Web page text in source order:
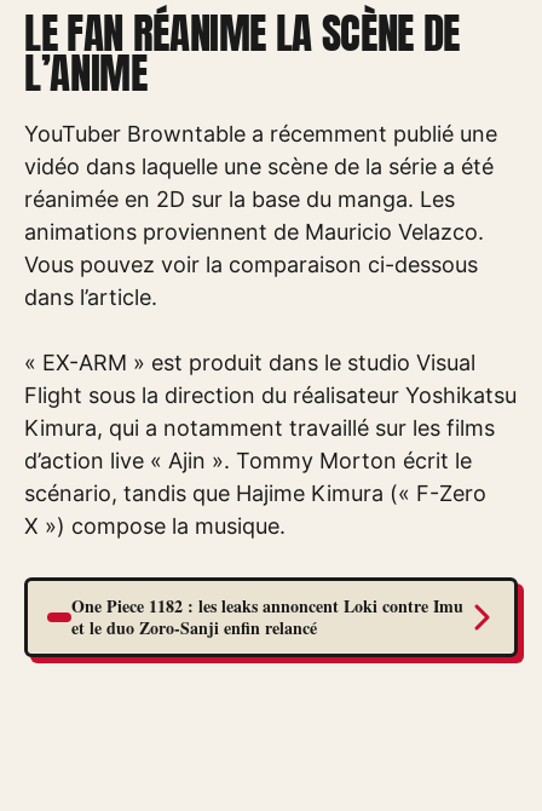
LE FAN RÉANIME LA SCÈNE DE
L’ANIME
YouTuber Browntable a récemment publié une
vidéo dans laquelle une scène de la série a été
réanimée en 2D sur la base du manga. Les
animations proviennent de Mauricio Velazco.
Vous pouvez voir la comparaison ci-dessous
dans l’article.
« EX-ARM » est produit dans le studio Visual
Flight sous la direction du réalisateur Yoshikatsu
Kimura, qui a notamment travaillé sur les films
d’action live « Ajin ». Tommy Morton écrit le
scénario, tandis que Hajime Kimura (« F-Zero
X ») compose la musique.
One Piece 1182 : les leaks annoncent Loki contre Imu
et le duo Zoro-Sanji enfin relancé